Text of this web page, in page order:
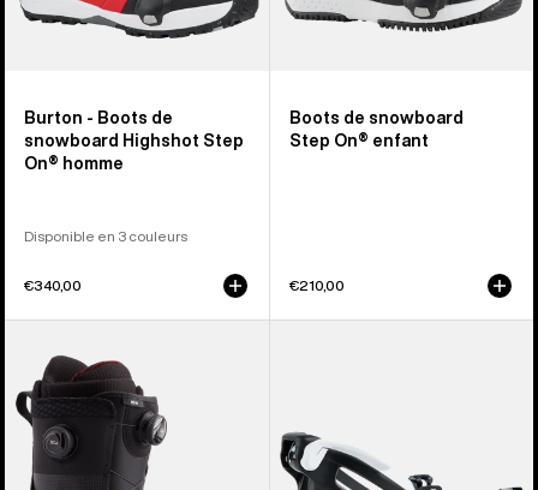
Burton - Boots de
snowboard Highshot Step
On® homme
Disponible en 3 couleurs
€340,00
Boots de snowboard
Step On® enfant
€210,00
Boots
de
snowboard
snowboard
Step